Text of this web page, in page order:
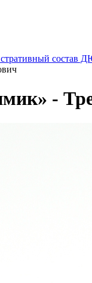
состав
-